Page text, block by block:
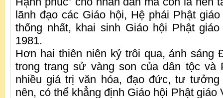
lãnh đạo các Giáo hội, Hệ phái Phật
thống nhất, khai sinh Giáo hội Phật
1981.
Hơn hai thiên niên kỷ trôi qua, ánh sáng
trong trang sử vàng son của dân tộc và
nhiều giá trị văn hóa, đạo đức, tư
nên, có thể khẳng định Giáo hội Phật giáo